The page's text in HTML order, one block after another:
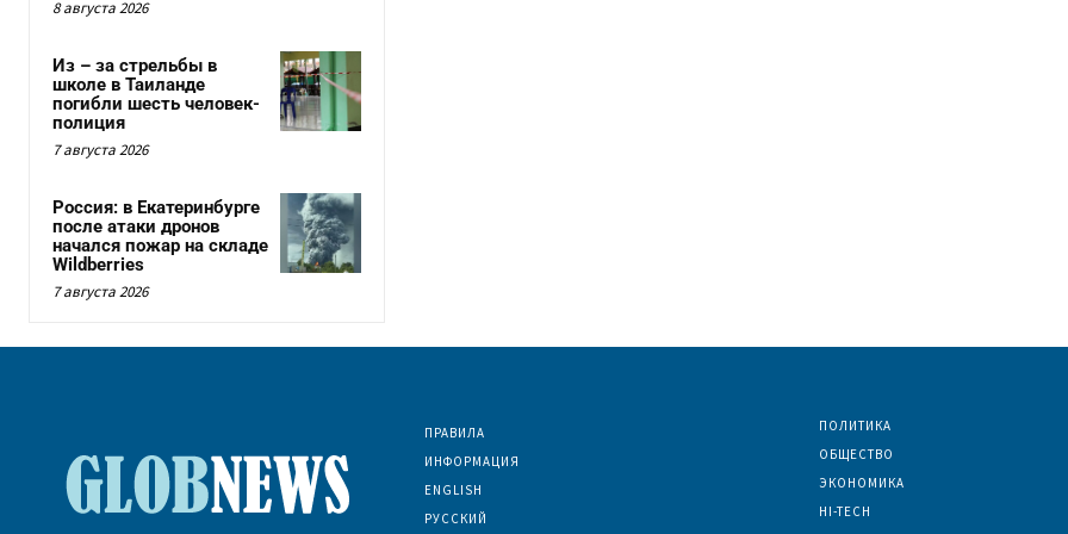
8 августа 2026
Из – за стрельбы в
школе в Таиланде
погибли шесть человек-
полиция
7 августа 2026
Россия: в Екатеринбурге
после атаки дронов
начался пожар на складе
Wildberries
7 августа 2026
ПРАВИЛА
ИНФОРМАЦИЯ
ENGLISH
РУССКИЙ
ПОЛИТИКА
ОБЩЕСТВО
ЭКОНОМИКА
HI-TECH